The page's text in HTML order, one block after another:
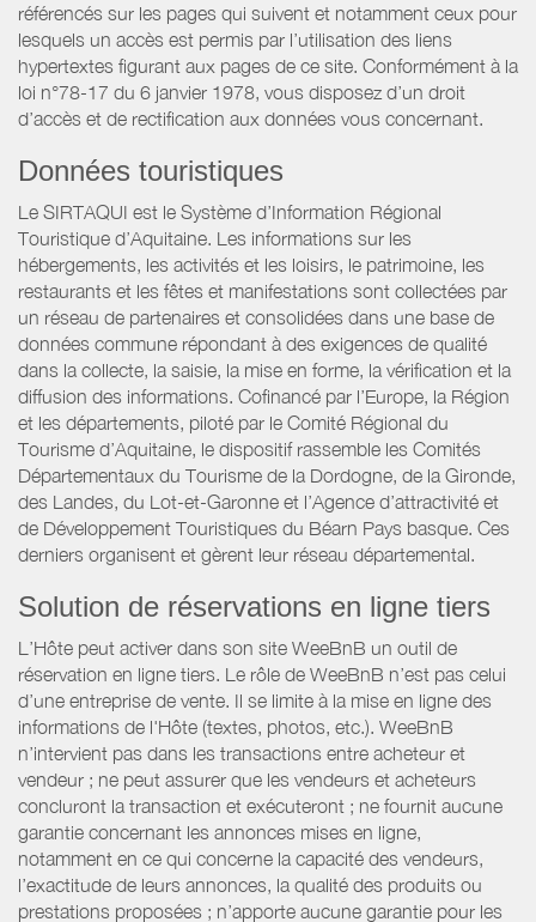
référencés sur les pages qui suivent et notamment ceux pour
lesquels un accès est permis par l’utilisation des liens
hypertextes figurant aux pages de ce site. Conformément à la
loi n°78-17 du 6 janvier 1978, vous disposez d’un droit
d’accès et de rectification aux données vous concernant.
Données touristiques
Le SIRTAQUI est le Système d’Information Régional
Touristique d’Aquitaine. Les informations sur les
hébergements, les activités et les loisirs, le patrimoine, les
restaurants et les fêtes et manifestations sont collectées par
un réseau de partenaires et consolidées dans une base de
données commune répondant à des exigences de qualité
dans la collecte, la saisie, la mise en forme, la vérification et la
diffusion des informations. Cofinancé par l’Europe, la Région
et les départements, piloté par le Comité Régional du
Tourisme d’Aquitaine, le dispositif rassemble les Comités
Départementaux du Tourisme de la Dordogne, de la Gironde,
des Landes, du Lot-et-Garonne et l’Agence d’attractivité et
de Développement Touristiques du Béarn Pays basque. Ces
derniers organisent et gèrent leur réseau départemental.
Solution de réservations en ligne tiers
L’Hôte peut activer dans son site WeeBnB un outil de
réservation en ligne tiers. Le rôle de WeeBnB n’est pas celui
d’une entreprise de vente. Il se limite à la mise en ligne des
informations de l'Hôte (textes, photos, etc.). WeeBnB
n’intervient pas dans les transactions entre acheteur et
vendeur ; ne peut assurer que les vendeurs et acheteurs
concluront la transaction et exécuteront ; ne fournit aucune
garantie concernant les annonces mises en ligne,
notamment en ce qui concerne la capacité des vendeurs,
l’exactitude de leurs annonces, la qualité des produits ou
prestations proposées ; n’apporte aucune garantie pour les